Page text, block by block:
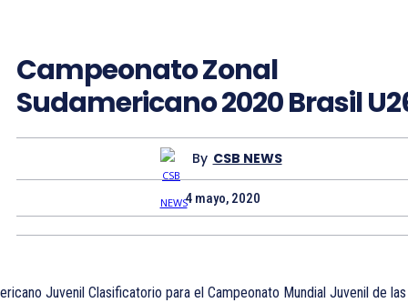
Campeonato Zonal
Sudamericano 2020 Brasil
By CSB NEWS
4 mayo, 2020
Juvenil Clasificatorio para el Campeonato Mundial Juvenil de